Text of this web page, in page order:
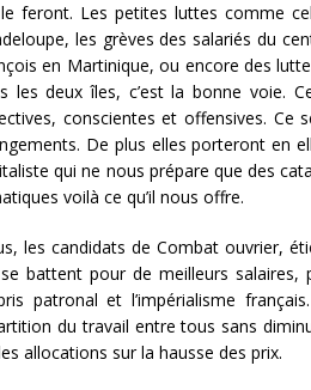
feront. Les petites luttes comme
les grèves des salariés du
en Martinique, ou encore des
les deux îles, c’est la bonne voie.
conscientes et offensives. Ce
De plus elles porteront en
qui ne nous prépare que des
voilà ce qu’il nous offre.
les candidats de Combat ouvrier,
battent pour de meilleurs
patronal et l’impérialisme
du travail entre tous sans
allocations sur la hausse des prix.